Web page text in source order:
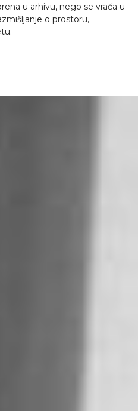
u arhivu, nego se vraća u
o prostoru,